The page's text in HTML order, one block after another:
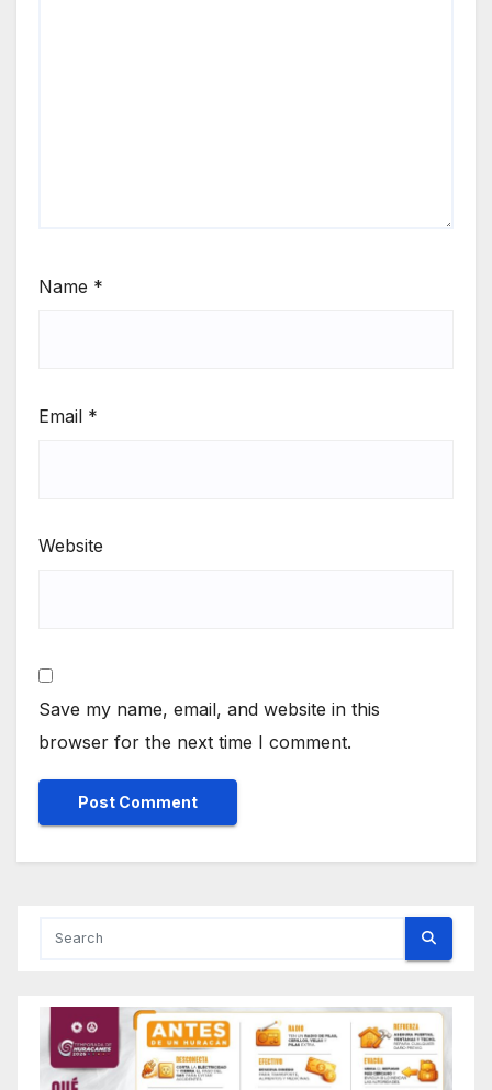
Name *
Email *
Website
Save my name, email, and website in this
browser for the next time I comment.